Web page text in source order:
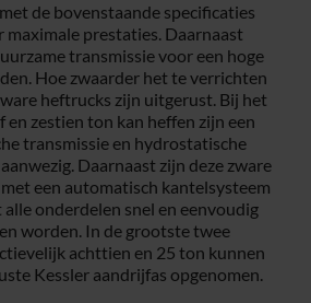
de bovenstaande specificaties
maximale prestaties. Daarnaast
transmissie voor een hoge
Hoe zwaarder het te verrichten
heftrucks zijn uitgerust. Bij het
en zestien ton kan heffen zijn een
transmissie en hydrostatische
Daarnaast zijn deze zware
een automatisch kantelsysteem
alle onderdelen snel en eenvoudig
worden. In de grootste twee
achttien en 25 ton kunnen
Kessler aandrijfas opgenomen.